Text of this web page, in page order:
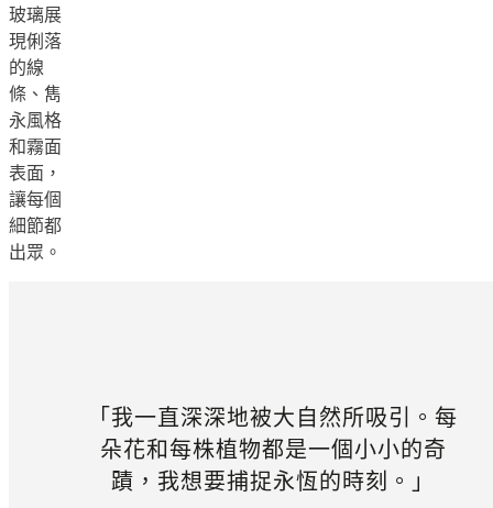
務
聯
繫
方
式
送
貨
產
品
保
玻璃展
現俐落
的線
條、雋
永風格
和霧面
表面，
讓每個
細節都
出眾。
「我一直深深地被大自然所吸引。每
朵花和每株植物都是一個小小的奇
蹟，我想要捕捉永恆的時刻。」